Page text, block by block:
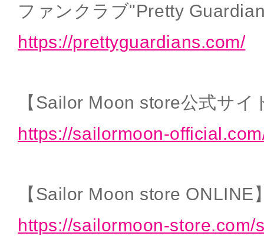
ファンクラブ"Pretty
https://prettyguardians.com/
【Sailor Moon store公式サイ
https://sailormoon-
【Sailor Moon store ONLINE
https://sailormoon-store.com/